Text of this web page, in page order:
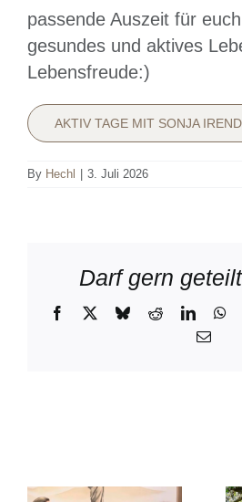
passende Auszeit für
gesundes und aktives
Lebensfreude:)
AKTIV TAGE MIT SONJA
By Hechl 3. Juli 2026
Darf gern
Facebook BlueskyReddit
Email